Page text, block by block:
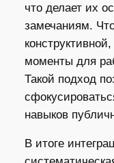
что делает их
замечаниям.
моменты для
Такой подход
навыков
В итоге